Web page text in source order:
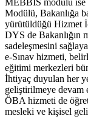
Modülü, Bakanlığa
yürütüldüğü Hizmet
DYS de Bakanlığın
sadeleşmesini
e-Sınav hizmeti,
eğitimi merkezleri
İhtiyaç duyulan her
geliştirilmeye devam
ÖBA hizmeti de
mesleki ve kişisel